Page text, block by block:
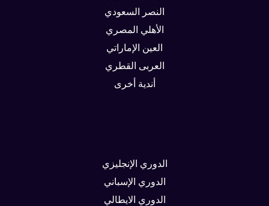
النصر السعودي
الأهلي المصري
العين الإماراتي
العربى القطري
أندية أخرى
الدوري الإنجليزي
الدوري الإسباني
الدوري الايطالي